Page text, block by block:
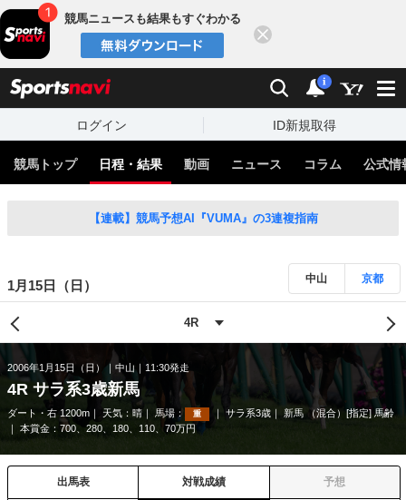
競馬ニュースも結果もすぐわかる
検索 通知
i
ログイン ID新規取得
競馬トップ 日程・結果 動画 ニュース コラム 公式情
【連載】競馬予想AI『VUMA』の3連複指南
1月15日（日） 中山 京都
2006年1月15日（日） 中山 11:30発走
4R サラ系3歳新馬
ダート・右 1200m 天気： 晴 馬場： 重 サラ系3歳
新馬 （混合）[指定] 馬齢
本賞金：700、280、180、110、70万円
出馬表 対戦成績 予想